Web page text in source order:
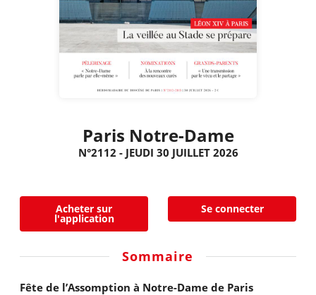
Paris Notre-Dame
N°2112 - JEUDI 30 JUILLET 2026
Acheter sur
l'application
Se connecter
Sommaire
Fête de l’Assomption à Notre-Dame de Paris